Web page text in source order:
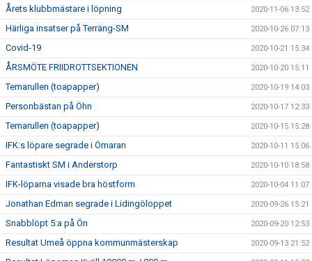
Årets klubbmästare i löpning 2020-11-06 13:52
Härliga insatser på Terräng-SM 2020-10-26 07:13
Covid-19 2020-10-21 15:34
ÅRSMÖTE FRIIDROTTSEKTIONEN 2020-10-20 15:11
Temarullen (toapapper) 2020-10-19 14:03
Personbästan på Öhn 2020-10-17 12:33
Temarullen (toapapper) 2020-10-15 15:28
IFK:s löpare segrade i Ömaran 2020-10-11 15:06
Fantastiskt SM i Anderstorp 2020-10-10 18:58
IFK-löparna visade bra höstform 2020-10-04 11:07
Jonathan Edman segrade i Lidingöloppet 2020-09-26 15:21
Snabblöpt 5:a på Ön 2020-09-20 12:53
Resultat Umeå öppna kommunmästerskap 2020-09-13 21:52